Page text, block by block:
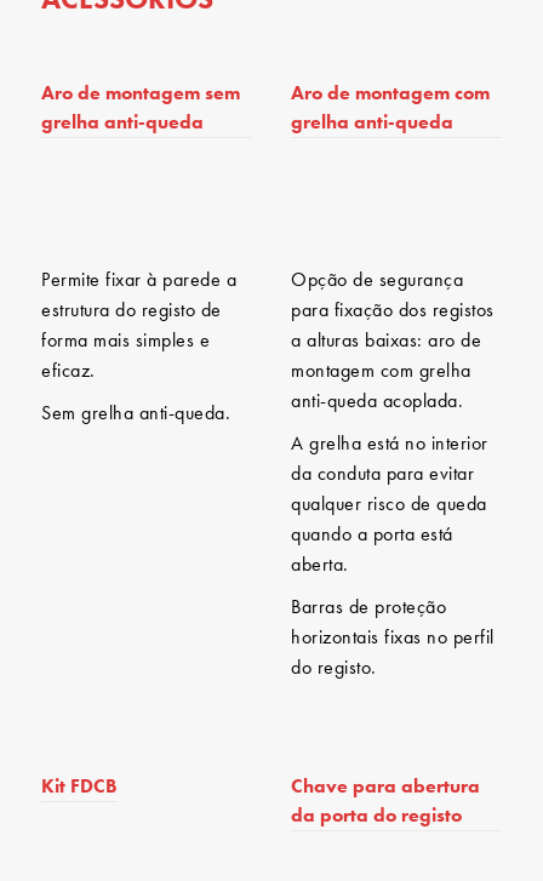
Aro de montagem sem
grelha anti-queda
Permite fixar à parede a
estrutura do registo de
forma mais simples e
eficaz.
Sem grelha anti-queda.
Aro de montagem com
grelha anti-queda
Opção de segurança
para fixação dos registos
a alturas baixas: aro de
montagem com grelha
anti-queda acoplada.
A grelha está no interior
da conduta para evitar
qualquer risco de queda
quando a porta está
aberta.
Barras de proteção
horizontais fixas no perfil
do registo.
Kit FDCB
Chave para abertura
da porta do registo